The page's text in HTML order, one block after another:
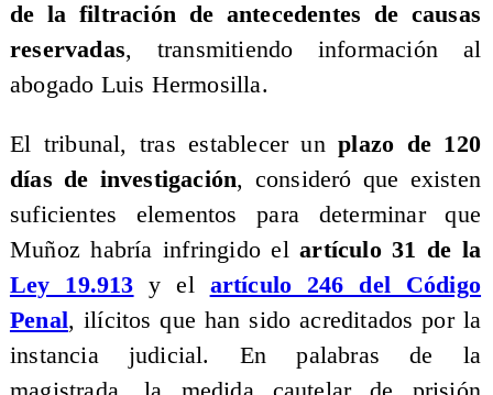
de la filtración de antecedentes de causas
reservadas, transmitiendo información al
abogado Luis Hermosilla.
​El tribunal, tras establecer unplazo de 120
días de investigación, consideró que existen
suficientes elementos para determinar que
Muñoz habría infringido el artículo 31 de la
Ley 19.913 y el artículo 246 del Código
Penal, ilícitos que han sido acreditados por la
instancia judicial. En palabras de la